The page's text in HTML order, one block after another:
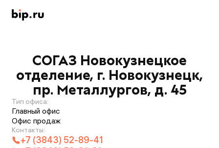
СОГАЗ Новокузнецкое
отделение, г. Новокузнецк,
пр. Металлургов, д. 45
Тип офиса:
Главный офис
Офис продаж
Контакты:
+7 (3843) 52-89-41